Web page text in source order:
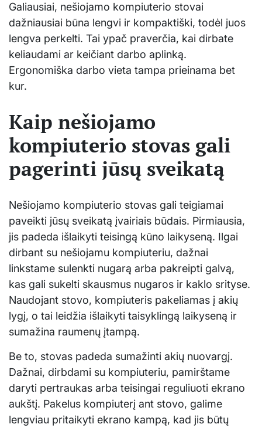
Galiausiai, nešiojamo kompiuterio stovai
dažniausiai būna lengvi ir kompaktiški, todėl juos
lengva perkelti. Tai ypač praverčia, kai dirbate
keliaudami ar keičiant darbo aplinką.
Ergonomiška darbo vieta tampa prieinama bet
kur.
Kaip nešiojamo
kompiuterio stovas gali
pagerinti jūsų sveikatą
Nešiojamo kompiuterio stovas gali teigiamai
paveikti jūsų sveikatą įvairiais būdais. Pirmiausia,
jis padeda išlaikyti teisingą kūno laikyseną. Ilgai
dirbant su nešiojamu kompiuteriu, dažnai
linkstame sulenkti nugarą arba pakreipti galvą,
kas gali sukelti skausmus nugaros ir kaklo srityse.
Naudojant stovo, kompiuteris pakeliamas į akių
lygį, o tai leidžia išlaikyti taisyklingą laikyseną ir
sumažina raumenų įtampą.
Be to, stovas padeda sumažinti akių nuovargį.
Dažnai, dirbdami su kompiuteriu, pamirštame
daryti pertraukas arba teisingai reguliuoti ekrano
aukštį. Pakelus kompiuterį ant stovo, galime
lengviau pritaikyti ekrano kampą, kad jis būtų